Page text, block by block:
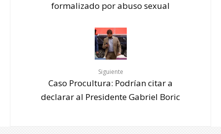
formalizado por abuso sexual
Siguiente
Caso Procultura: Podrían citar a
declarar al Presidente Gabriel Boric